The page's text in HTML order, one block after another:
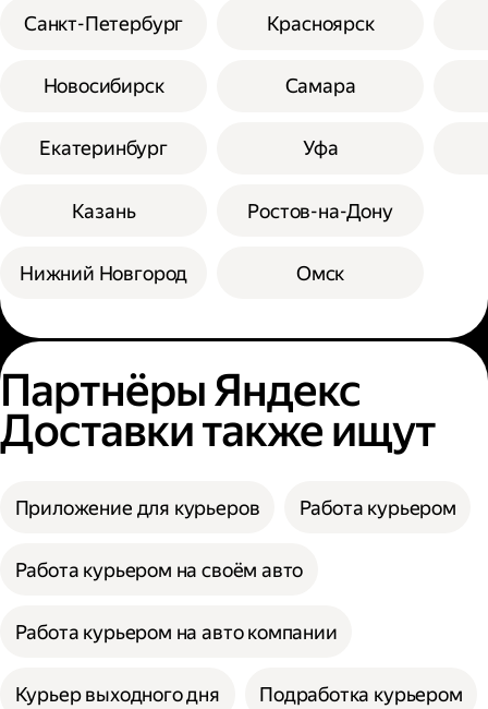
Санкт-Петербург
Новосибирск
Екатеринбург
Казань
Нижний Новгород
Красноярск
Самара
Уфа
Ростов-на-Дону
Омск
Партнёры Яндекс
Доставки также ищут
Приложение для курьеров Работа курьером
Работа курьером на своём авто
Работа курьером на авто компании
Курьер выходного дня Подработка курьером